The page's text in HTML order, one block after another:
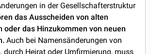
in der Gesellschafterstruktur
das Ausscheiden von alten
oder das Hinzukommen von neuen
Auch bei Namensänderungen von
durch Heirat oder Umfirmierung, muss